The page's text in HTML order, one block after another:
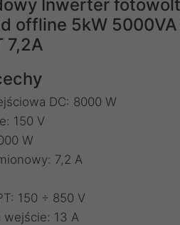
Inwerter
offline 5kW
7,2A
DC: 8000 W
150 V
W
7,2 A
150 ÷ 850 V
wejście: 13 A